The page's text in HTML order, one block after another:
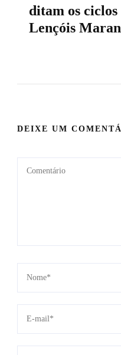
ditam os ciclos
Lençóis
DEIXE UM